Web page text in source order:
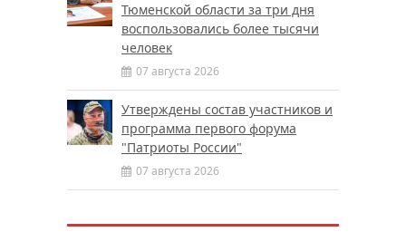
Тюменской области за три дня
воспользовались более тысячи
человек
07 августа 2026
Утверждены состав участников и
программа первого форума
"Патриоты России"
07 августа 2026